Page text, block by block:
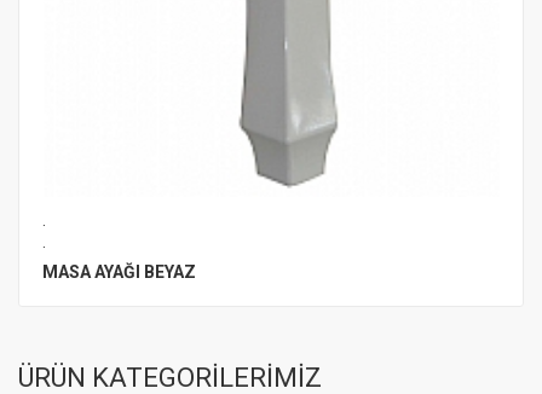
MASA AYAĞI BEYAZ
ÜRÜN KATEGORİLERİMİZ